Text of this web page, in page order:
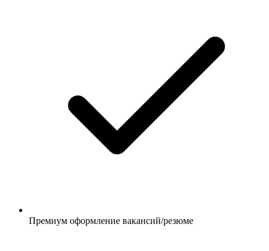
Премиум оформление вакансий/резюме